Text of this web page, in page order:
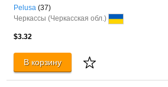
Pelusa (37)
Черкассы (Черкасская обл.)
$3.32
В корзину